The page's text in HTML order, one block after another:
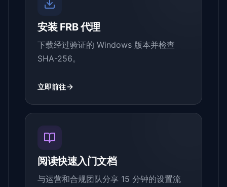
安装 FRB 代理
下载经过验证的 Windows 版本并检查
SHA-256。
立即前往
阅读快速入门文档
与运营和合规团队分享 15 分钟的设置流